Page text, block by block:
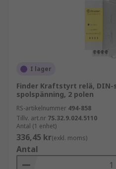
I lager
Finder Kraftstyrt relä, DIN-
spolspänning, 2 polen
RS-artikelnummer 494-858
Tillv. art.nr 7S.32.9.024.5110
Antal (1 enhet)
336,45 kr(exkl. moms)
Antal